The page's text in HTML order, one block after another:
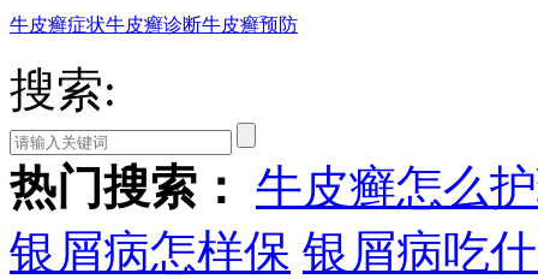
牛皮癣症状牛皮癣诊断牛皮癣预防
搜索:
热门搜索： 牛皮癣怎么
银屑病怎样保 银屑病吃